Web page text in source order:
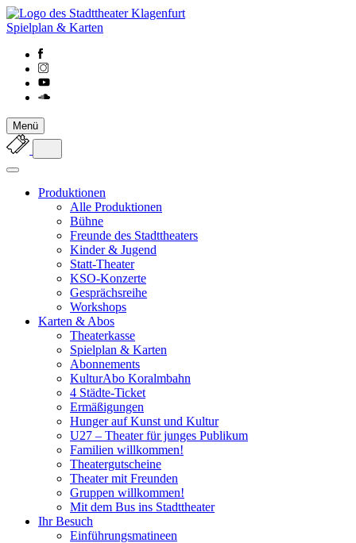
Spielplan & Karten
Menü
Produktionen
Alle Produktionen
Bühne
Freunde des Stadttheaters
Kinder & Jugend
Statt-Theater
KSO-Konzerte
Gesprächsreihe
Workshops
Karten & Abos
Theaterkasse
Spielplan & Karten
Abonnements
KulturAbo Koralmbahn
4 Städte-Ticket
Ermäßigungen
Hunger auf Kunst und Kultur
U27 – Theater für junges Publikum
Familien willkommen!
Theatergutscheine
Theater mit Freunden
Gruppen willkommen!
Mit dem Bus ins Stadttheater
Ihr Besuch
Einführungsmatineen